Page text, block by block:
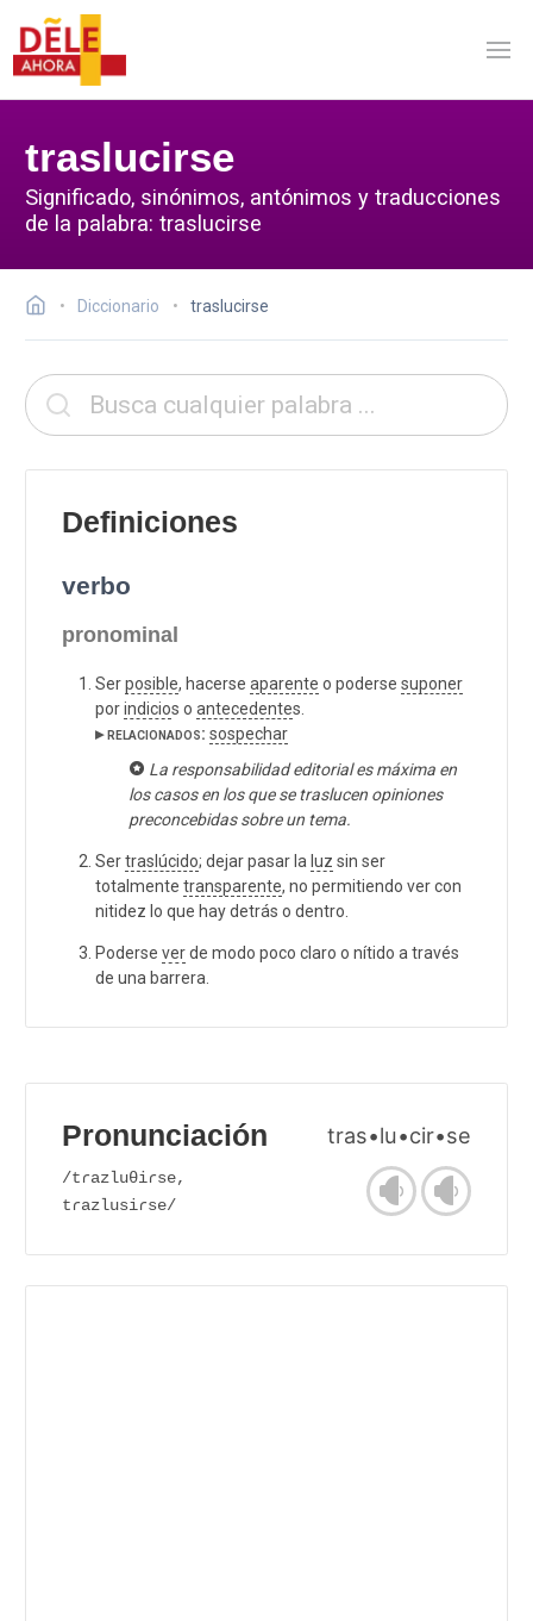
traslucirse
Significado, sinónimos, antónimos y traducciones
de la palabra: traslucirse
Diccionario traslucirse
Definiciones
verbo
pronominal
Serposible, hacerse aparente o poderse suponer
porindicios o antecedentes.
▸ relacionados: sospechar
La responsabilidad editorial es máxima en
los casos en los que se traslucen opiniones
preconcebidas sobre un tema.
Sertraslúcido; dejar pasar la luz sin ser
totalmente transparente, no permitiendo ver con
nitidez lo que hay detrás o dentro.
Poderse verde modo poco claro o nítido a través
de una barrera.
Pronunciación tras•lu•cir•se
/tɾazluθiɾse,
tɾazlusiɾse/